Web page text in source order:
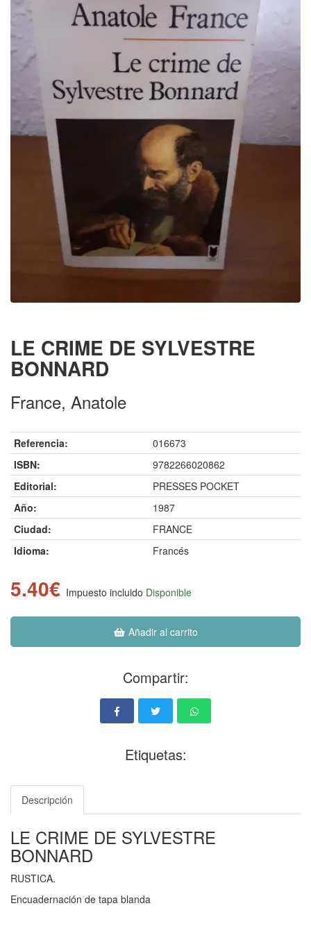
LE CRIME DE SYLVESTRE
BONNARD
France, Anatole
Referencia:
016673
ISBN:
9782266020862
Editorial:
PRESSES POCKET
Año:
1987
Ciudad:
FRANCE
Idioma:
Francés
5.40€ Impuesto incluido Disponible
Añadir al carrito
Compartir:
Etiquetas:
Descripción
LE CRIME DE SYLVESTRE
BONNARD
RUSTICA.
Encuadernación de tapa blanda